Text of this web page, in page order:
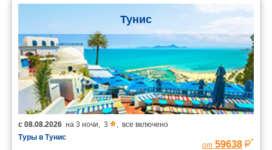
Тунис
с 08.08.2026 на 3 ночи, 3 , все включено
Туры в Тунис
от 59638 *